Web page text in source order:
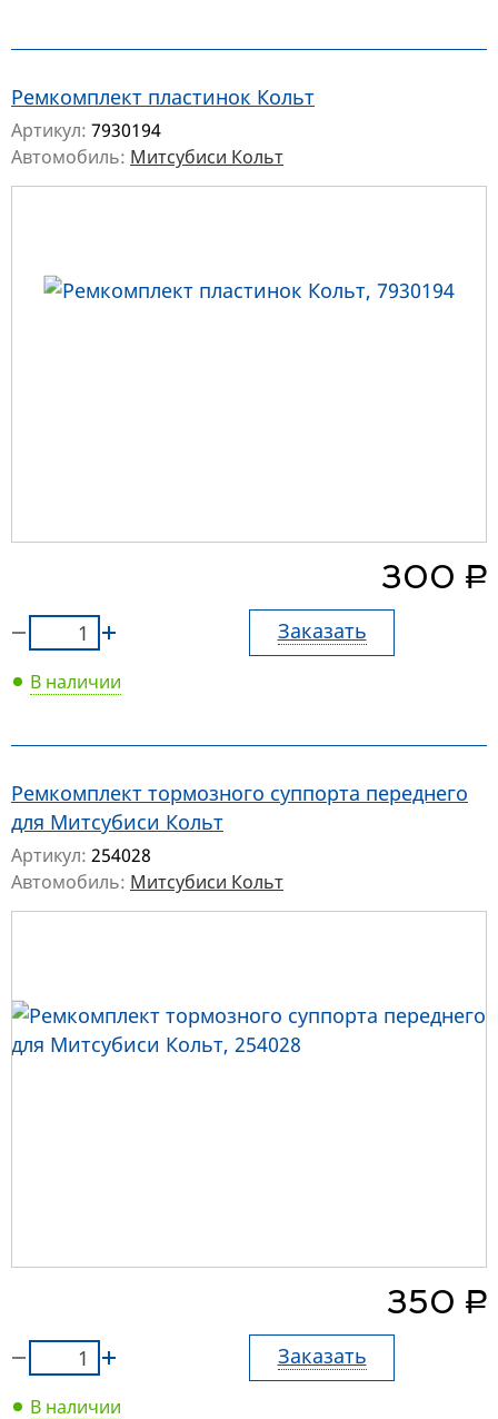
Ремкомплект пластинок Кольт
Артикул: 7930194
Автомобиль: Митсубиси Кольт
300 руб.
Заказать
В наличии
Ремкомплект тормозного суппорта переднего
для Митсубиси Кольт
Артикул: 254028
Автомобиль: Митсубиси Кольт
350 руб.
Заказать
В наличии